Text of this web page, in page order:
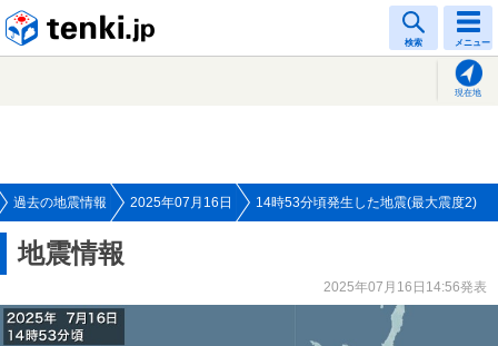
検索 メニュー
現在地
過去の地震情報 2025年07月16日 14時53分頃発生した地震(最大震度2)
地震情報
2025年07月16日14:56発表